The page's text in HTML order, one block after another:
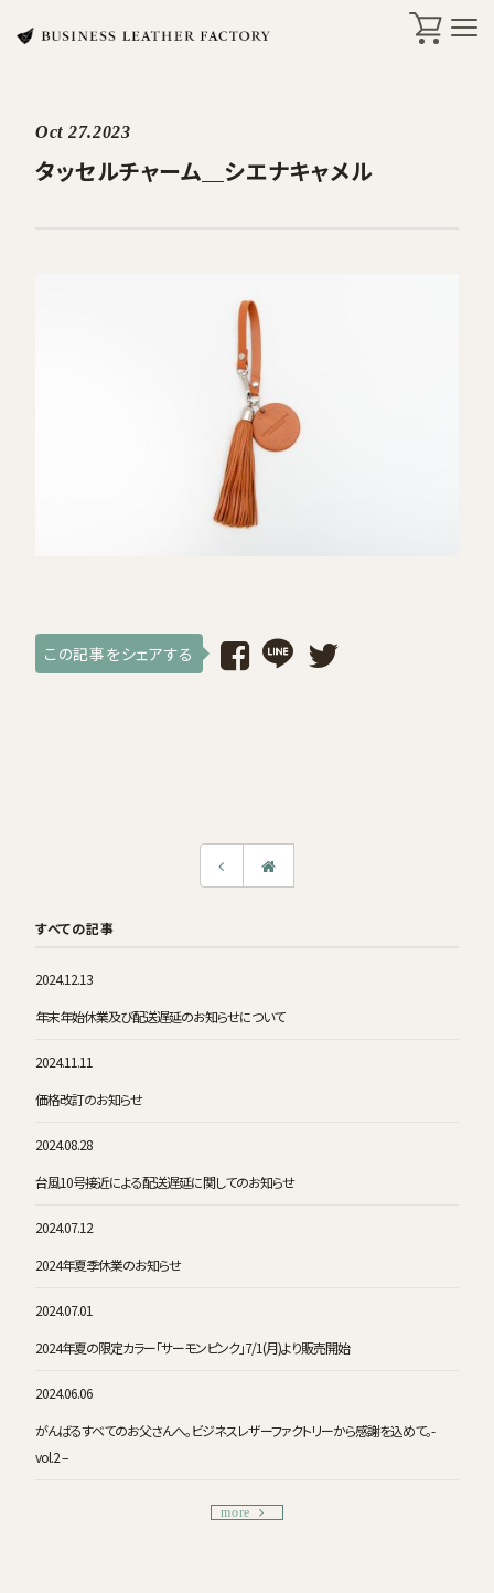
search
オリジナル刻印・ギフト
お気に入り
Oct 27.2023
タッセルチャーム＿シエナキャメル
この記事をシェアする
すべての記事
2024.12.13
年末年始休業及び配送遅延のお知らせについて
2024.11.11
価格改訂のお知らせ
2024.08.28
台風10号接近による配送遅延に関してのお知らせ
2024.07.12
2024年夏季休業のお知らせ
2024.07.01
2024年夏の限定カラー「サーモンピンク」7/1(月)より販売開始
2024.06.06
がんばるすべてのお父さんへ。ビジネスレザーファクトリーから感謝を込めて。-
vol.2 –
more